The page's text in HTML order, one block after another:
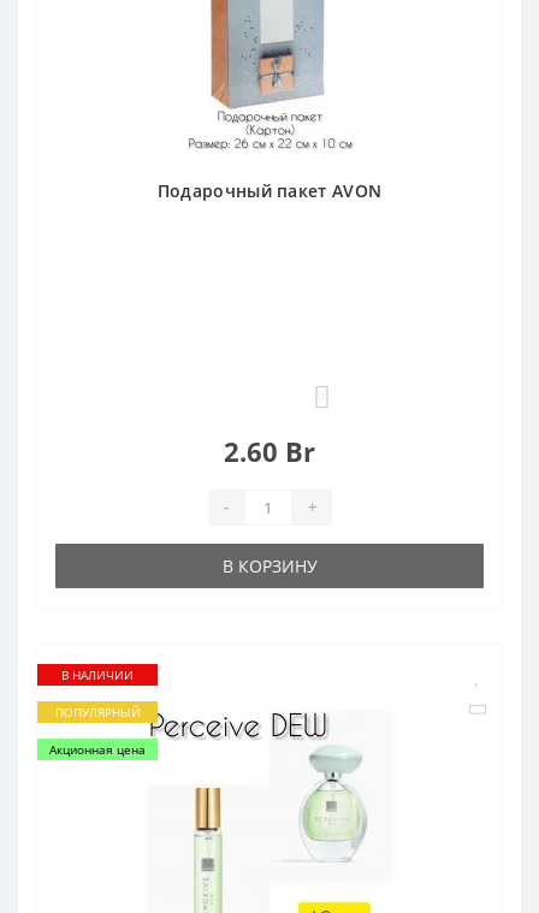
Подарочный пакет AVON
2.60 Br
- +
В КОРЗИНУ
В НАЛИЧИИ
ПОПУЛЯРНЫЙ
Акционная цена